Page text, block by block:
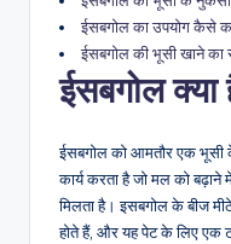
ईसबगोल का उपयोग कैसे
ईसबगोल की भूसी खाने का
ईसबगोल क्या
ईसबगोल को आमतौर एक भूसी
कार्य करता है जो मल को
मिलता है। इसबगोल के बीज
होते हैं, और यह पेट के लिए एक